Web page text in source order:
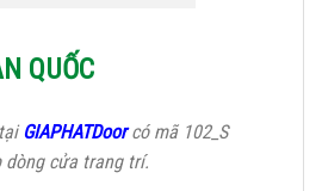
QUỐC
GIAPHATDoorcó mã 102_S
dòng cửa trang trí.